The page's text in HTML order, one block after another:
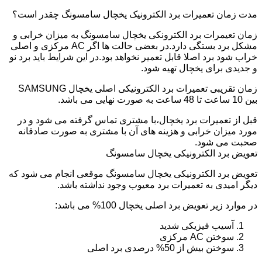
مدت زمان تعمیرات برد الکترونیک یخچال سامسونگ چقدر است؟
زمان تعیمرات برد الکترونکی یخچال سامسونگ به میزان خرابی و
مشکل برد بستگی دارد.در بعضی حالت ها اگر AC مرکزی و اصلی
خراب شود برد اصلا قابل تعمیر نخواهد بود.در این شرایط باید برد نو
و جدیدی برای یخچال تهیه شود.
زمان تقریبی تعمیرات برد الکترونیکی اصلی یخچال SAMSUNG
بین 10 ساعت تا 48 ساعت به صورت نهایی می باشد.
قبل از تعمیرات برد یخچال،با مشتری تماس گرفته می شود و در
مورد میزان خرابی و هزینه های آن با مشتری به صورت صادقانه
صحبت می شود.
تعویض برد الکترونیکی یخچال سامسونگ
تعویض برد الکترونیکی یخچال سامسونگ موقعی انجام می شود که
دیگر امیدی به تعمیرات برد معیوب وجود نداشته باشد.
در موارد زیر تعویض برد اصلی یخچال 100% می باشد:
آسیب فیزیکی شدید
سوختن AC مرکزی
سوختن بیش از 50% درصدی برد اصلی